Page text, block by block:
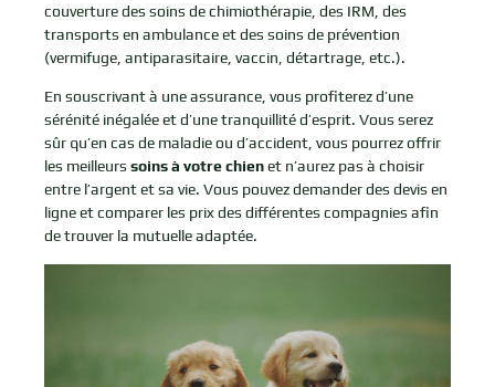
couverture des soins de chimiothérapie, des IRM, des
transports en ambulance et des soins de prévention
(vermifuge, antiparasitaire, vaccin, détartrage, etc.).
En souscrivant à une assurance, vous profiterez d’une
sérénité inégalée et d’une tranquillité d’esprit. Vous serez
sûr qu’en cas de maladie ou d’accident, vous pourrez offrir
les meilleurs soins à votre chienet n’aurez pas à choisir
entre l’argent et sa vie. Vous pouvez demander des devis en
ligne et comparer les prix des différentes compagnies afin
de trouver la mutuelle adaptée.